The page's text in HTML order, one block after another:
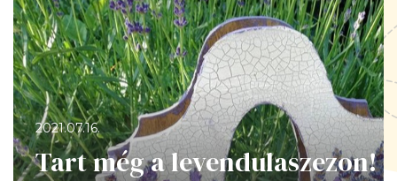
2021.07.16.
Tart még a levendulaszezon!